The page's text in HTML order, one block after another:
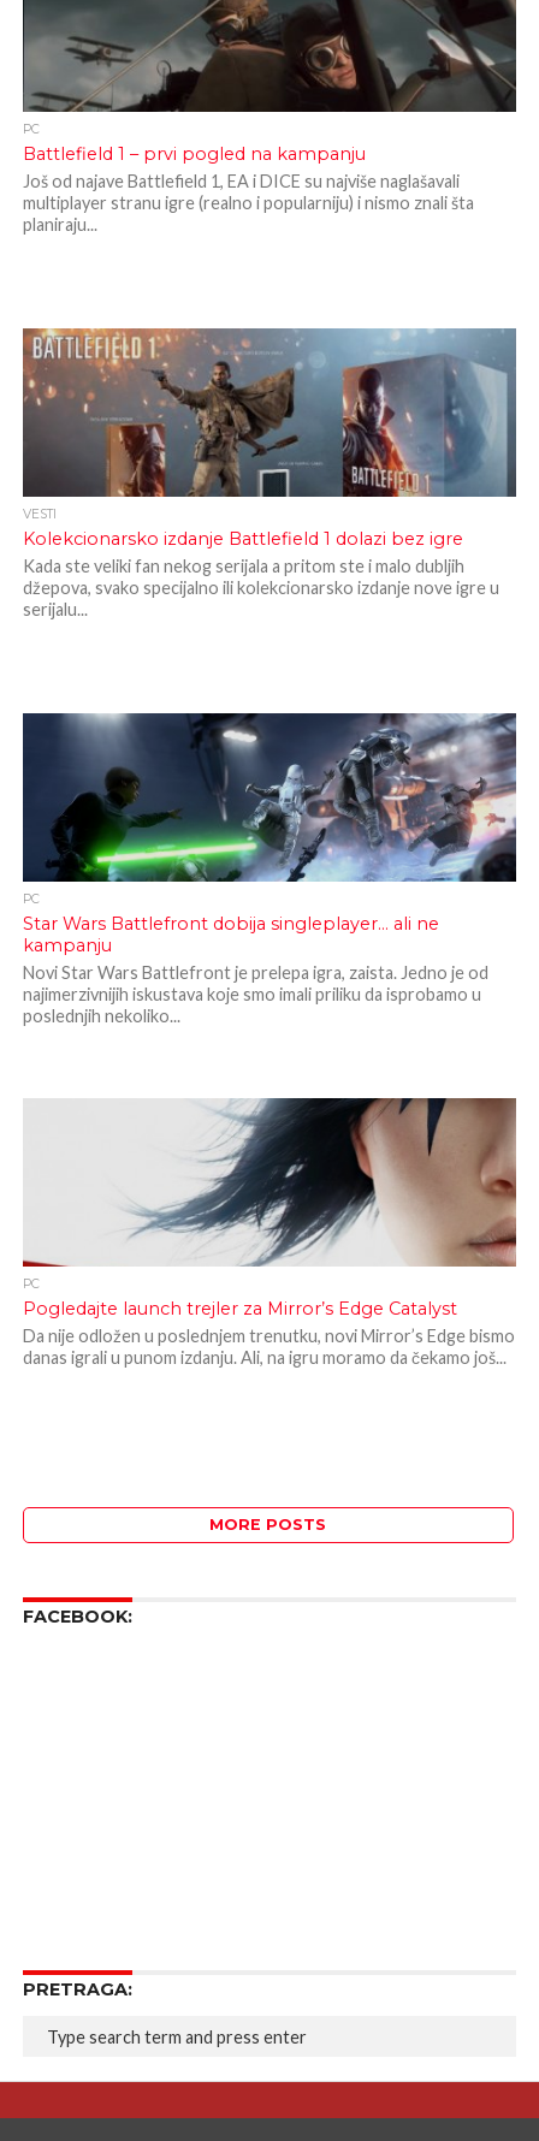
PC
Battlefield 1 – prvi pogled na kampanju
Još od najave Battlefield 1, EA i DICE su najviše naglašavali
multiplayer stranu igre (realno i popularniju) i nismo znali šta
planiraju...
VESTI
Kolekcionarsko izdanje Battlefield 1 dolazi bez igre
Kada ste veliki fan nekog serijala a pritom ste i malo dubljih
džepova, svako specijalno ili kolekcionarsko izdanje nove igre u
serijalu...
PC
Star Wars Battlefront dobija singleplayer… ali ne
kampanju
Novi Star Wars Battlefront je prelepa igra, zaista. Jedno je od
najimerzivnijih iskustava koje smo imali priliku da isprobamo u
poslednjih nekoliko...
PC
Pogledajte launch trejler za Mirror’s Edge Catalyst
Da nije odložen u poslednjem trenutku, novi Mirror’s Edge bismo
danas igrali u punom izdanju. Ali, na igru moramo da čekamo još...
MORE POSTS
FACEBOOK:
PRETRAGA: